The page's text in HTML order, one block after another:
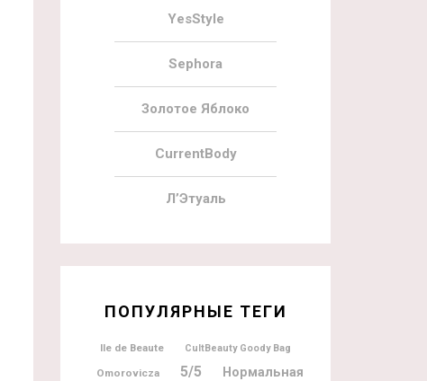
YesStyle
Sephora
Золотое Яблоко
CurrentBody
Л’Этуаль
ПОПУЛЯРНЫЕ ТЕГИ
Ile de Beaute CultBeauty Goody Bag
Omorovicza 5/5
Нормальная